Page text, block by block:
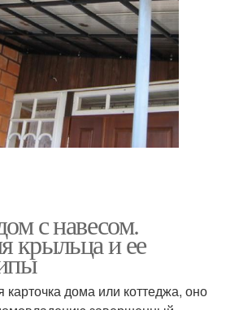
с навесом.
крыльца и ее
карточка дома или коттеджа, оно